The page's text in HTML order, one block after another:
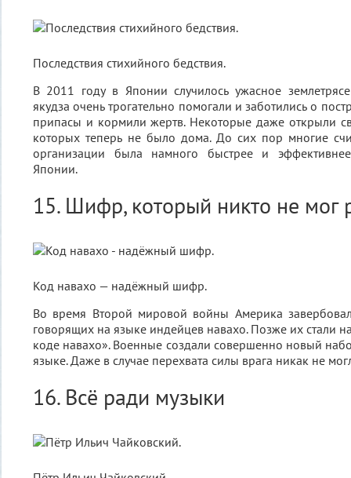
Последствия стихийного бедствия.
В 2011 году в Японии случилось ужасное
якудза очень трогательно помогали и заботились о
припасы и кормили жертв. Некоторые даже открыли
которых теперь не было дома. До сих пор многие
организации была намного быстрее и
Японии.
15. Шифр, который никто не мог
Код навахо — надёжный шифр.
Во время Второй мировой войны Америка
говорящих на языке индейцев навахо. Позже их стали
коде навахо». Военные создали совершенно новый
языке. Даже в случае перехвата силы врага никак не
16. Всё ради музыки